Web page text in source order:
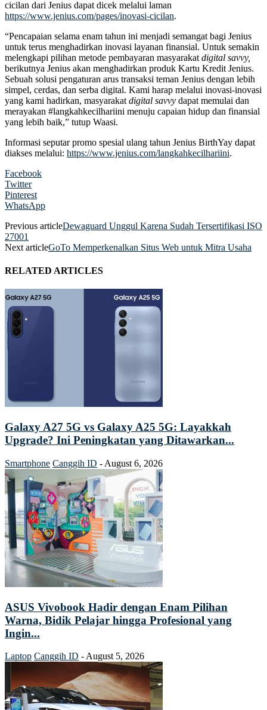
cicilan dari Jenius dapat dicek melalui laman
https://www.jenius.com/pages/inovasi-cicilan.
“Pencapaian selama enam tahun ini menjadi semangat bagi Jenius
untuk terus menghadirkan inovasi layanan finansial. Untuk semakin
melengkapi pilihan metode pembayaran masyarakat digital savvy,
berikutnya Jenius akan menghadirkan produk Kartu Kredit Jenius.
Sebuah solusi pengaturan arus transaksi teman Jenius dengan lebih
simpel, cerdas, dan serba digital. Kami harap melalui inovasi-inovasi
yang kami hadirkan, masyarakat digital savvy dapat memulai dan
merayakan #langkahkecilhariini menuju capaian hidup dan finansial
yang lebih baik,” tutup Waasi.
Informasi seputar promo spesial ulang tahun Jenius BirthYay dapat
diakses melalui: https://www.jenius.com/langkahkecilhariini.
Facebook
Twitter
Pinterest
WhatsApp
Previous articleDewaguard Unggul Karena Sudah Tersertifikasi ISO
27001
Next articleGoTo Memperkenalkan Situs Web untuk Mitra Usaha
RELATED ARTICLES
Galaxy A27 5G vs Galaxy A25 5G: Layakkah
Upgrade? Ini Peningkatan yang Ditawarkan...
Smartphone Canggih ID - August 6, 2026
ASUS Vivobook Hadir dengan Enam Pilihan
Warna, Bidik Pelajar hingga Profesional yang
Ingin...
Laptop Canggih ID - August 5, 2026